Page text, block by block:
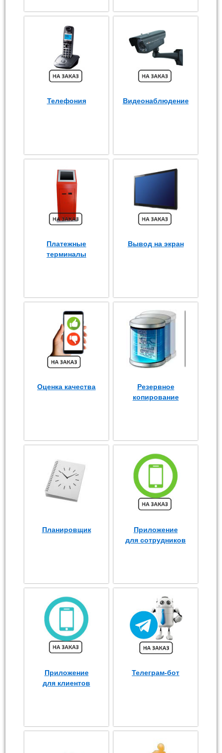
Телефония Видеонаблюдение
Платежные
терминалы
Вывод на экран
Оценка качества
Резервное
копирование
Планировщик
Приложение
для сотрудников
Приложение
для клиентов
Телеграм-бот